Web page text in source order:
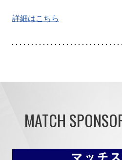
詳細はこちら
MATCH